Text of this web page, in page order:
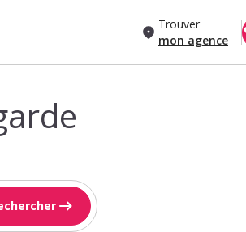
Trouver
mon agence